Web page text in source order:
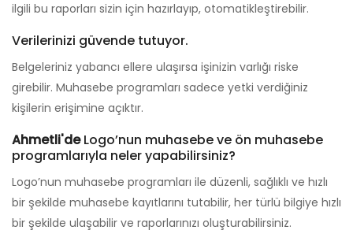
ilgili bu raporları sizin için hazırlayıp, otomatikleştirebilir.
Verilerinizi güvende tutuyor.
Belgeleriniz yabancı ellere ulaşırsa işinizin varlığı riske
girebilir. Muhasebe programları sadece yetki verdiğiniz
kişilerin erişimine açıktır.
Ahmetli'deLogo’nun muhasebe ve ön muhasebe
programlarıyla neler yapabilirsiniz?
Logo’nun muhasebe programları ile düzenli, sağlıklı ve hızlı
bir şekilde muhasebe kayıtlarını tutabilir, her türlü bilgiye hızlı
bir şekilde ulaşabilir ve raporlarınızı oluşturabilirsiniz.